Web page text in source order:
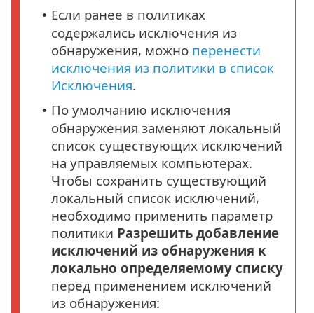
• Если ранее в политиках
содержались исключения из
обнаружения, можно перенести
исключения из политики в список
Исключения.
• По умолчанию исключения
обнаружения заменяют локальный
список существующих исключений
на управляемых компьютерах.
Чтобы сохранить существующий
локальный список исключений,
необходимо применить параметр
политики Разрешить добавление
исключений из обнаружения к
локально определяемому списку
перед применением исключений
из обнаружения: